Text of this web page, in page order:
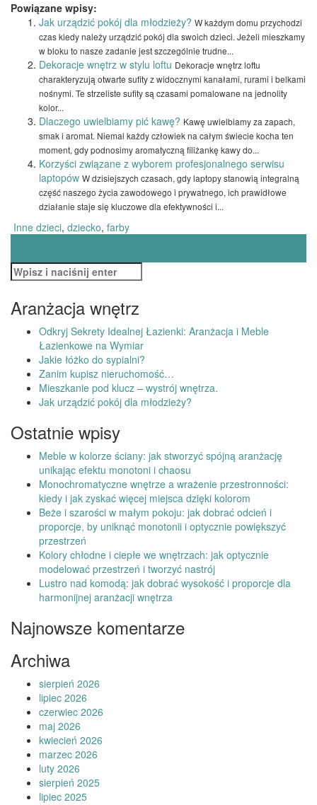
Powiązane wpisy:
Jak urządzić pokój dla młodzieży? W każdym domu przychodzi
czas kiedy należy urządzić pokój dla swoich dzieci. Jeżeli mieszkamy
w bloku to nasze zadanie jest szczególnie trudne...
Dekoracje wnętrz w stylu loftu Dekoracje wnętrz loftu
charakteryzują otwarte sufity z widocznymi kanałami, rurami i belkami
nośnymi. Te strzeliste sufity są czasami pomalowane na jednolity
kolor...
Dlaczego uwielbiamy pić kawę? Kawę uwielbiamy za zapach,
smak i aromat. Niemal każdy człowiek na całym świecie kocha ten
moment, gdy podnosimy aromatyczną filiżankę kawy do...
Korzyści związane z wyborem profesjonalnego serwisu
laptopów W dzisiejszych czasach, gdy laptopy stanowią integralną
część naszego życia zawodowego i prywatnego, ich prawidłowe
działanie staje się kluczowe dla efektywności i...
Inne dzieci, dziecko, farby
wpisy
Szukaj:
Aranżacja wnętrz
Odkryj Sekrety Idealnej Łazienki: Aranżacja i Meble
Łazienkowe na Wymiar
Jakie łóżko do sypialni?
Zanim kupisz nieruchomość…
Mieszkanie pod klucz – wystrój wnętrza.
Jak urządzić pokój dla młodzieży?
Ostatnie wpisy
Meble w kolorze ściany: jak stworzyć spójną aranżację
unikając efektu monotoni i chaosu
Monochromatyczne wnętrze a wrażenie przestronności:
kiedy i jak zyskać więcej miejsca dzięki kolorom
Beże i szarości w małym pokoju: jak dobrać odcień i
proporcje, by uniknąć monotonii i optycznie powiększyć
przestrzeń
Kolory chłodne i ciepłe we wnętrzach: jak optycznie
modelować przestrzeń i tworzyć nastrój
Lustro nad komodą: jak dobrać wysokość i proporcje dla
harmonijnej aranżacji wnętrza
Najnowsze komentarze
Archiwa
sierpień 2026
lipiec 2026
czerwiec 2026
maj 2026
kwiecień 2026
marzec 2026
luty 2026
sierpień 2025
lipiec 2025